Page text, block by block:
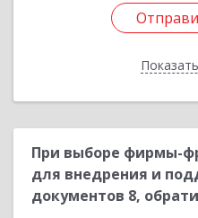
При выборе фирмы-
для внедрения и
документов 8,